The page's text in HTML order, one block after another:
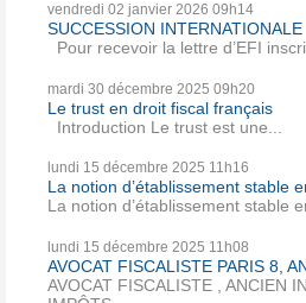
vendredi 02 janvier 2026 09h14
SUCCESSION
Pour recevoir la lettre d’EFI
mardi 30 décembre 2025 09h20
Le trust en droit fiscal français
Introduction Le trust est une...
lundi 15 décembre 2025 11h16
La notion d’établissement stable
La notion d’établissement stable
lundi 15 décembre 2025 11h08
AVOCAT FISCALISTE PARIS 8,
AVOCAT FISCALISTE , ANCIEN